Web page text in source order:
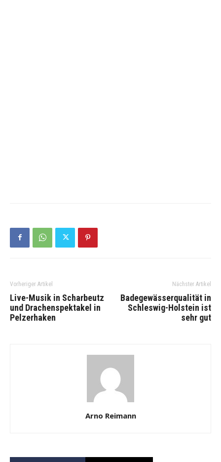
Vorheriger Artikel
Live-Musik in Scharbeutz
und Drachenspektakel in
Pelzerhaken
Nächster Artikel
Badegewässerqualität in
Schleswig-Holstein ist
sehr gut
Arno Reimann